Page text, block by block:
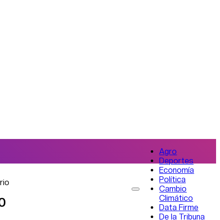
Agro
Deportes
Economía
Política
Cambio
Climático
Data Firme
De la Tribuna